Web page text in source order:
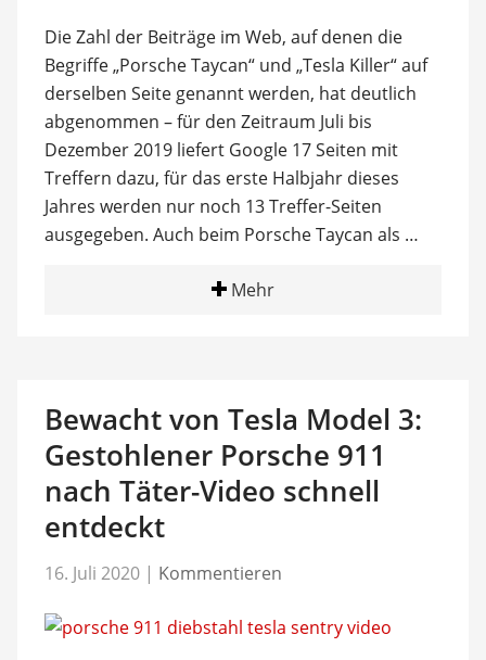
Die Zahl der Beiträge im Web, auf denen die
Begriffe „Porsche Taycan“ und „Tesla Killer“ auf
derselben Seite genannt werden, hat deutlich
abgenommen – für den Zeitraum Juli bis
Dezember 2019 liefert Google 17 Seiten mit
Treffern dazu, für das erste Halbjahr dieses
Jahres werden nur noch 13 Treffer-Seiten
ausgegeben. Auch beim Porsche Taycan als …
Mehr
Bewacht von Tesla Model 3:
Gestohlener Porsche 911
nach Täter-Video schnell
entdeckt
16. Juli 2020 | Kommentieren